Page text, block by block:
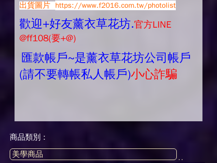
出貨圖片 https://www.f2016.com.tw/photolist
歡迎+好友薰衣草花坊.官方LINE
@ff108(要+@)
匯款帳戶~是薰衣草花坊公司帳戶
(請不要轉帳私人帳戶)小心詐騙
商品類別 :